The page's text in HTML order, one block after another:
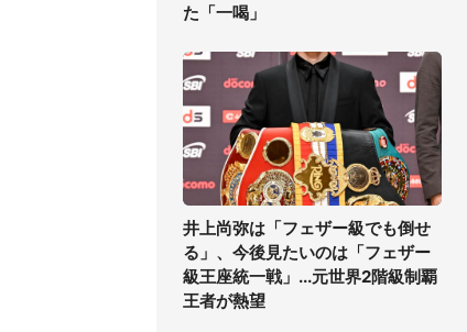
た「一喝」
井上尚弥は「フェザー級でも倒せ
る」、今後見たいのは「フェザー
級王座統一戦」...元世界2階級制覇
王者が熱望